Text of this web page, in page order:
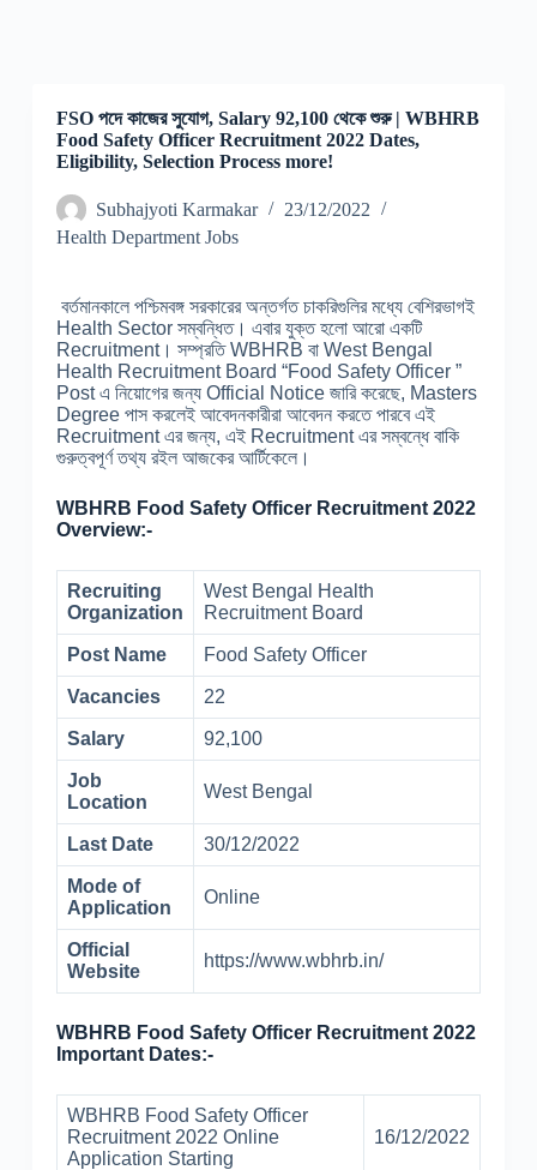
FSO পদে কাজের সুযোগ, Salary 92,100 থেকে শুরু | WBHRB
Food Safety Officer Recruitment 2022 Dates,
Eligibility, Selection Process more!
Subhajyoti Karmakar
23/12/2022
Health Department Jobs
বর্তমানকালে পশ্চিমবঙ্গ সরকারের অন্তর্গত চাকরিগুলির মধ্যে বেশিরভাগই
Health Sector সম্বন্ধিত। এবার যুক্ত হলো আরো একটি
Recruitment। সম্প্রতি WBHRB বা West Bengal
Health Recruitment Board “Food Safety Officer ”
Post এ নিয়োগের জন্য Official Notice জারি করেছে, Masters
Degree পাস করলেই আবেদনকারীরা আবেদন করতে পারবে এই
Recruitment এর জন্য, এই Recruitment এর সম্বন্ধে বাকি
গুরুত্বপূর্ণ তথ্য রইল আজকের আর্টিকেলে।
WBHRB Food Safety Officer Recruitment 2022
Overview:-
Recruiting
Organization
West Bengal Health
Recruitment Board
Post Name Food Safety Officer
Vacancies 22
Salary 92,100
Job
Location
West Bengal
Last Date 30/12/2022
Mode of
Application
Online
Official
Website
https://www.wbhrb.in/
WBHRB Food Safety Officer Recruitment 2022
Important Dates:-
WBHRB Food Safety Officer
Recruitment 2022 Online
Application Starting
16/12/2022